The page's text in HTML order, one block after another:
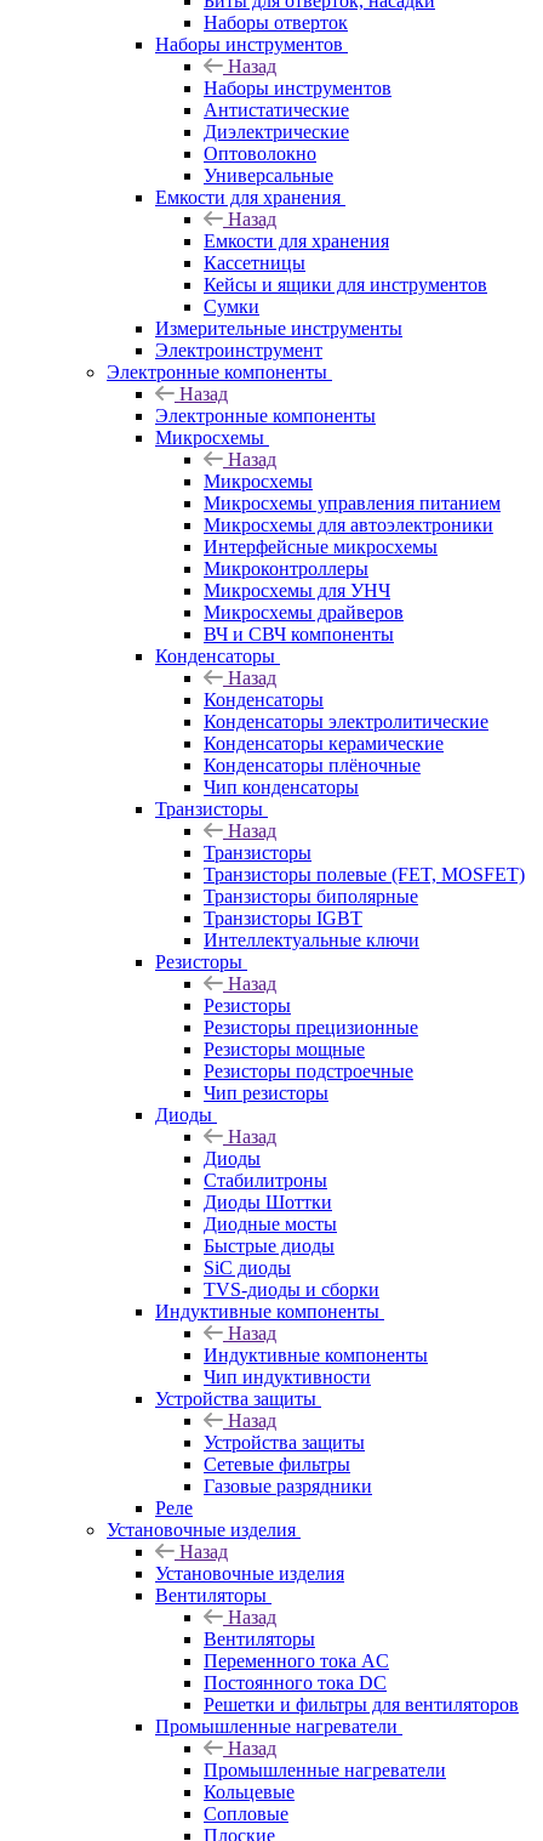
Наборы отверток
Наборы инструментов
Назад
Наборы инструментов
Антистатические
Диэлектрические
Оптоволокно
Универсальные
Емкости для хранения
Назад
Емкости для хранения
Кассетницы
Кейсы и ящики для инструментов
Сумки
Измерительные инструменты
Электроинструмент
Электронные компоненты
Назад
Электронные компоненты
Микросхемы
Назад
Микросхемы
Микросхемы управления питанием
Микросхемы для автоэлектроники
Интерфейсные микросхемы
Микроконтроллеры
Микросхемы для УНЧ
Микросхемы драйверов
ВЧ и СВЧ компоненты
Конденсаторы
Назад
Конденсаторы
Конденсаторы электролитические
Конденсаторы керамические
Конденсаторы плёночные
Чип конденсаторы
Транзисторы
Назад
Транзисторы
Транзисторы полевые (FET, MOSFET)
Транзисторы биполярные
Транзисторы IGBT
Интеллектуальные ключи
Резисторы
Назад
Резисторы
Резисторы прецизионные
Резисторы мощные
Резисторы подстроечные
Чип резисторы
Диоды
Назад
Диоды
Стабилитроны
Диоды Шоттки
Диодные мосты
Быстрые диоды
SiC диоды
TVS-диоды и сборки
Индуктивные компоненты
Назад
Индуктивные компоненты
Чип индуктивности
Устройства защиты
Назад
Устройства защиты
Сетевые фильтры
Газовые разрядники
Реле
Установочные изделия
Назад
Установочные изделия
Вентиляторы
Назад
Вентиляторы
Переменного тока AC
Постоянного тока DC
Решетки и фильтры для вентиляторов
Промышленные нагреватели
Назад
Промышленные нагреватели
Кольцевые
Сопловые
Плоские